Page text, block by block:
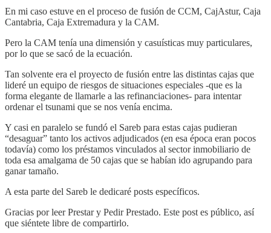
En mi caso estuve en el proceso de fusión de CCM, CajAstur, Caja
Cantabria, Caja Extremadura y la CAM.
Pero la CAM tenía una dimensión y casuísticas muy particulares,
por lo que se sacó de la ecuación.
Tan solvente era el proyecto de fusión entre las distintas cajas que
lideré un equipo de riesgos de situaciones especiales -que es la
forma elegante de llamarle a las refinanciaciones- para intentar
ordenar el tsunami que se nos venía encima.
Y casi en paralelo se fundó el Sareb para estas cajas pudieran
“desaguar” tanto los activos adjudicados (en esa época eran pocos
todavía) como los préstamos vinculados al sector inmobiliario de
toda esa amalgama de 50 cajas que se habían ido agrupando para
ganar tamaño.
A esta parte del Sareb le dedicaré posts específicos.
Gracias por leer Prestar y Pedir Prestado. Este post es público, así
que siéntete libre de compartirlo.